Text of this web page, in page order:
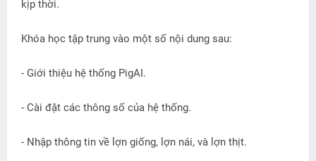
kịp thời.
Khóa học tập trung vào một số nội dung sau:
- Giới thiệu hệ thống PigAI.
- Cài đặt các thông số của hệ thống.
- Nhập thông tin về lợn giống, lợn nái, và lợn thịt.